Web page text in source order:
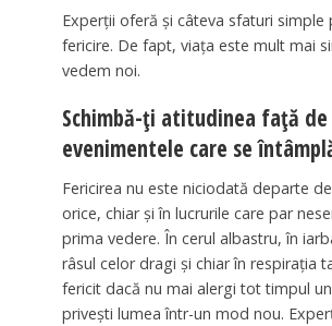
Experții oferă și câteva sfaturi simple
fericire. De fapt, viața este mult mai
vedem noi.
Schimbă-ți atitudinea față de
evenimentele care se
Fericirea nu este niciodată departe
orice, chiar și în lucrurile care par
prima vedere. În cerul albastru, în
râsul celor dragi și chiar în respirația
fericit dacă nu mai alergi tot timpul
privești lumea într-un mod nou.